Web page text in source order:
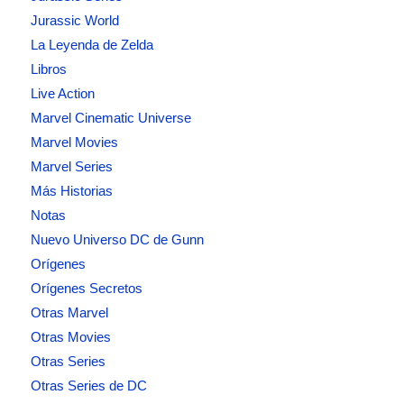
Jurassic World
La Leyenda de Zelda
Libros
Live Action
Marvel Cinematic Universe
Marvel Movies
Marvel Series
Más Historias
Notas
Nuevo Universo DC de Gunn
Orígenes
Orígenes Secretos
Otras Marvel
Otras Movies
Otras Series
Otras Series de DC